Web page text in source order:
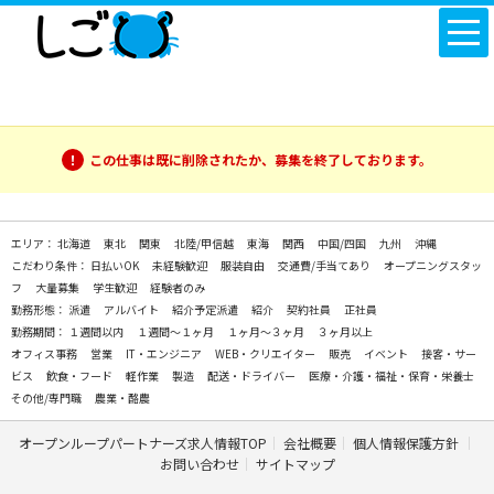
この仕事は既に削除されたか、募集を終了しております。
エリア： 北海道 東北 関東 北陸/甲信越 東海 関西 中国/四国 九州
沖縄
こだわり条件： 日払いOK 未経験歓迎 服装自由 交通費/手当てあり
オープニングスタッ
フ
大量募集 学生歓迎
経験者のみ
勤務形態： 派遣 アルバイト 紹介予定派遣 紹介 契約社員
正社員
勤務期間： １週間以内 １週間～１ヶ月 １ヶ月～３ヶ月
３ヶ月以上
オフィス事務
営業 IT・エンジニア WEB・クリエイター 販売 イベント
接客・サー
ビス
飲食・フード 軽作業 製造 配送・ドライバー
医療・介護・福祉・保育・栄養士
その他/専門職
農業・酪農
オープンループパートナーズ求人情報TOP 会社概要
個人情報保護方針
お問い合わせ
サイトマップ